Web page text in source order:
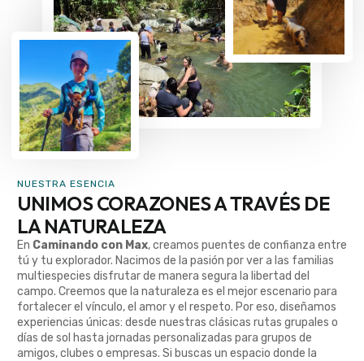
NUESTRA ESENCIA
UNIMOS CORAZONES A TRAVÉS DE
LA NATURALEZA
En Caminando con Max, creamos puentes de confianza entre
tú y tu explorador. Nacimos de la pasión por ver a las familias
multiespecies disfrutar de manera segura la libertad del
campo. Creemos que la naturaleza es el mejor escenario para
fortalecer el vínculo, el amor y el respeto. Por eso, diseñamos
experiencias únicas: desde nuestras clásicas rutas grupales o
días de sol hasta jornadas personalizadas para grupos de
amigos, clubes o empresas. Si buscas un espacio donde la